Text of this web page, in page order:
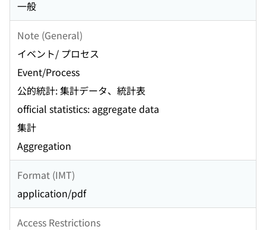
一般
Note (General)
イベント/ プロセス
Event/Process
公的統計: 集計データ、統計表
official statistics: aggregate data
集計
Aggregation
Format (IMT)
application/pdf
Access Restrictions